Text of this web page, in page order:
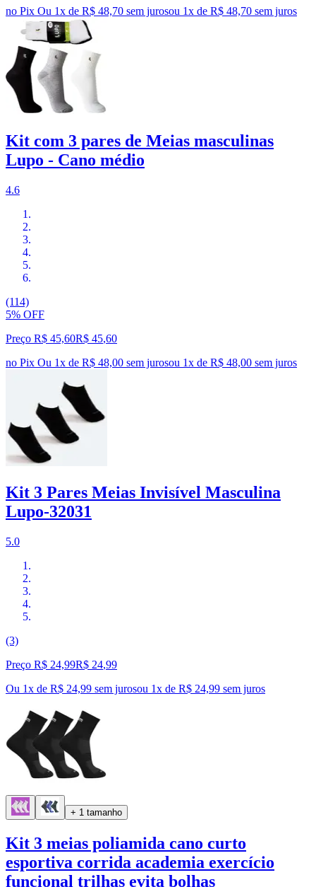
no Pix Ou 1x de R$ 48,70 sem jurosou 1x de R$ 48,70 sem juros
Kit com 3 pares de Meias masculinas
Lupo - Cano médio
4.6
(114)
5% OFF
Preço R$ 45,60R$ 45,60
no Pix Ou 1x de R$ 48,00 sem jurosou 1x de R$ 48,00 sem juros
Kit 3 Pares Meias Invisível Masculina
Lupo-32031
5.0
(3)
Preço R$ 24,99R$ 24,99
Ou 1x de R$ 24,99 sem jurosou 1x de R$ 24,99 sem juros
+ 1 tamanho
Kit 3 meias poliamida cano curto
esportiva corrida academia exercício
funcional trilhas evita bolhas